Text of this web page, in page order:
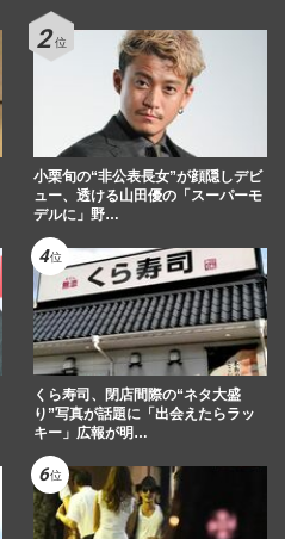
小栗旬の“非公表長女”が顔隠しデビ
ュー、透ける山田優の「スーパーモ
デルに」野…
くら寿司、閉店間際の“ネタ大盛
り”写真が話題に「出会えたらラッ
キー」広報が明…